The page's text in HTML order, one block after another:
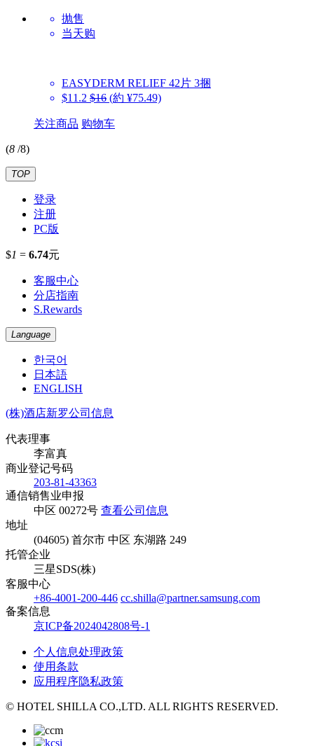
抛售
当天购
EASYDERM RELIEF 42片 3捆
$11.2 $16 (約 ¥75.49)
关注商品 购物车
(8 /8)
TOP
登录
注册
PC版
$1 = 6.74元
客服中心
分店指南
S.Rewards
Language
한국어
日本語
ENGLISH
(株)酒店新罗公司信息
代表理事
李富真
商业登记号码
203-81-43363
通信销售业申报
中区 00272号 查看公司信息
地址
(04605) 首尔市 中区 东湖路 249
托管企业
三星SDS(株)
客服中心
+86-4001-200-446 cc.shilla@partner.samsung.com
备案信息
京ICP备2024042808号-1
个人信息处理政策
使用条款
应用程序隐私政策
© HOTEL SHILLA CO.,LTD. ALL RIGHTS RESERVED.